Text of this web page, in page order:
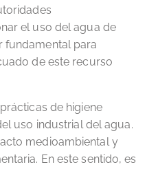
el uso del agua de
fundamental para
de este recurso
de higiene
uso industrial del agua.
medioambiental y
En este sentido, es